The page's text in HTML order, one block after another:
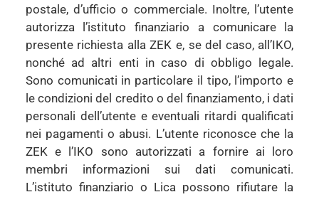
postale, d’ufficio o commerciale. Inoltre, l’utente
autorizza l’istituto finanziario a comunicare la
presente richiesta alla ZEK e, se del caso, all’IKO,
nonché ad altri enti in caso di obbligo legale.
Sono comunicati in particolare il tipo, l’importo e
le condizioni del credito o del finanziamento, i dati
personali dell’utente e eventuali ritardi qualificati
nei pagamenti o abusi. L’utente riconosce che la
ZEK e l’IKO sono autorizzati a fornire ai loro
membri informazioni sui dati comunicati.
L’istituto finanziario o Lica possono rifiutare la